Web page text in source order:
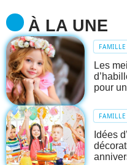
À LA UNE
FAMILLE
Les
pour
FAMILLE
Idées